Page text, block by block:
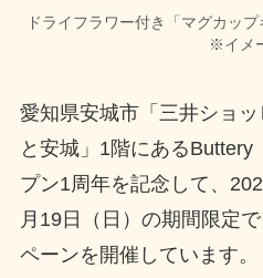
ドライフラワー付き「マグカッ
※イメ
愛知県安城市「三井ショ
と安城」1階にあるButtery
プン1周年を記念して、
月19日（日）の期間限定
ペーンを開催しています。